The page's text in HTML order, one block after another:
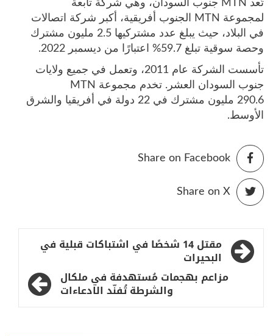
تُعد MTN جنوب السودان، وهي شركة تابعة
لمجموعة MTN الجنوب أفريقية، أكبر شركة اتصالات
في البلاد، حيث يبلغ عدد مشتركيها 2.5 مليون مشترك
وحصة سوقية تبلغ 59.7% اعتبارًا من ديسمبر 2022.
تأسست الشركة عام 2011، وتعمل في جميع ولايات
جنوب السودان العشر. تخدم مجموعة MTN
290.6 مليون مشترك في 22 دولة في أفريقيا والشرق
الأوسط.
Share on Facebook
Share on X
تصفّح
المقالات
مقتل 14 شخصًا في اشتباكات قبلية في
البحيرات
مزاعم بهجمات مُستهدفة في ملكال
والشرطة تُفنّد الادعاءات